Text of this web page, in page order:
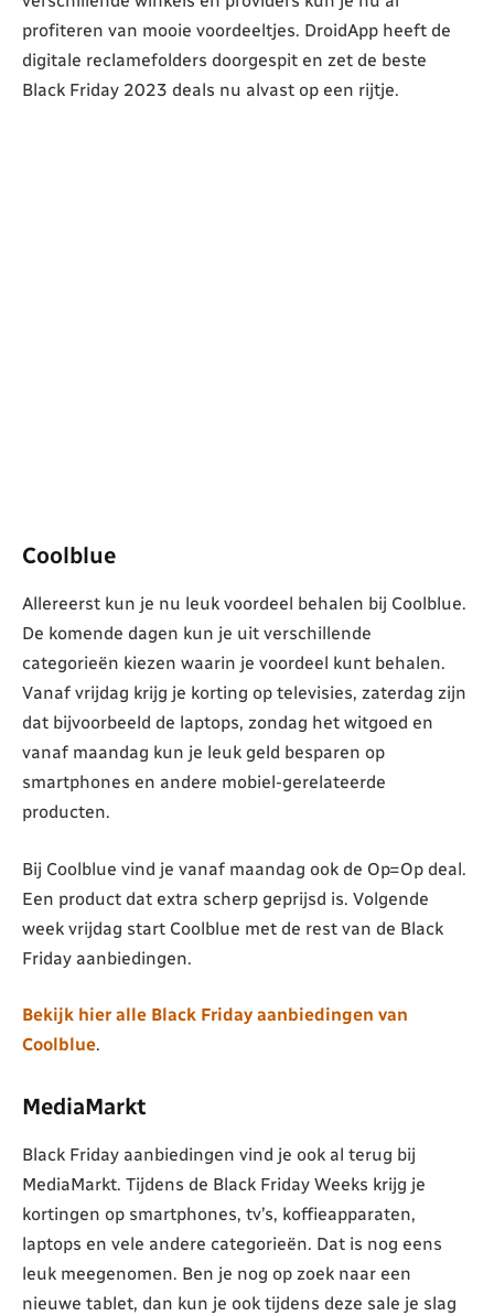
profiteren van mooie voordeeltjes. DroidApp heeft de
digitale reclamefolders doorgespit en zet de beste
Black Friday 2023 deals nu alvast op een rijtje.
Coolblue
Allereerst kun je nu leuk voordeel behalen bij Coolblue.
De komende dagen kun je uit verschillende
categorieën kiezen waarin je voordeel kunt behalen.
Vanaf vrijdag krijg je korting op televisies, zaterdag zijn
dat bijvoorbeeld de laptops, zondag het witgoed en
vanaf maandag kun je leuk geld besparen op
smartphones en andere mobiel-gerelateerde
producten.
Bij Coolblue vind je vanaf maandag ook de Op=Op deal.
Een product dat extra scherp geprijsd is. Volgende
week vrijdag start Coolblue met de rest van de Black
Friday aanbiedingen.
Bekijk hier alle Black Friday aanbiedingen van
Coolblue.
MediaMarkt
Black Friday aanbiedingen vind je ook al terug bij
MediaMarkt. Tijdens de Black Friday Weeks krijg je
kortingen op smartphones, tv’s, koffieapparaten,
laptops en vele andere categorieën. Dat is nog eens
leuk meegenomen. Ben je nog op zoek naar een
nieuwe tablet, dan kun je ook tijdens deze sale je slag